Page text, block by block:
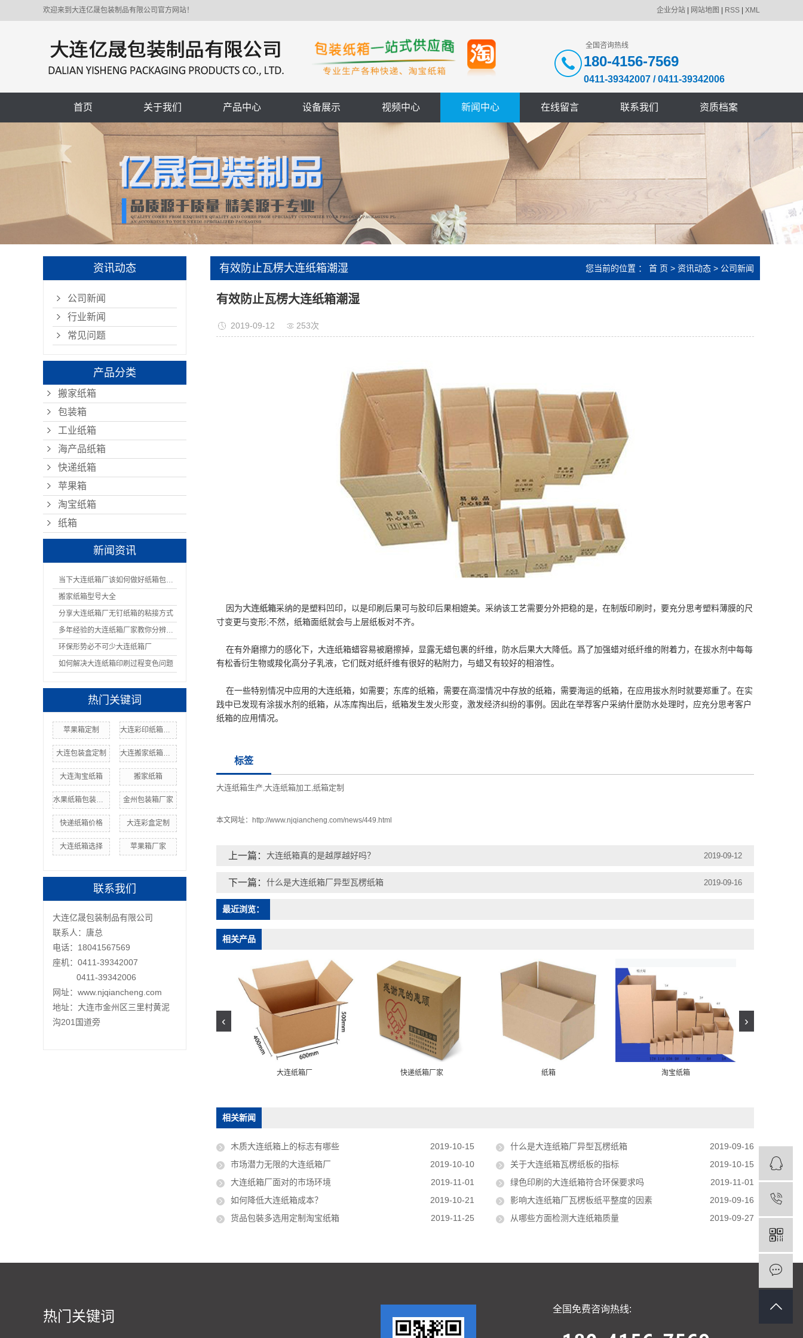
欢迎来到大连亿晟包装制品有限公司官方网站！ 企业分站 网站地图 RSS XML
全国咨询热线
180-4156-7569
0411-39342007 / 0411-39342006
首页 关于我们 产品中心 设备展示 视频中心 新闻中心 在线留言 联系我们 资质档案
资讯动态
公司新闻
行业新闻
常见问题
产品分类
搬家纸箱
包装箱
工业纸箱
海产品纸箱
快递纸箱
苹果箱
淘宝纸箱
纸箱
新闻资讯
当下大连纸箱厂该如何做好纸箱包装呢
搬家纸箱型号大全
分享大连纸箱厂无钉纸箱的粘接方式
多年经验的大连纸箱厂家教你分辨纸箱的材质
环保形势必不可少大连纸箱厂
如何解决大连纸箱印刷过程变色问题
热门关键词
苹果箱定制 大连彩印纸箱优点
大连包装盒定制 大连搬家纸箱厂家
大连淘宝纸箱 搬家纸箱
水果纸箱包装厂家 金州包装箱厂家
快递纸箱价格 大连彩盒定制
大连纸箱选择 苹果箱厂家
联系我们
大连亿晟包装制品有限公司
联系人：唐总
电话：18041567569
座机：0411-39342007
0411-39342006
网址：www.njqiancheng.com
地址：大连市金州区三里村黄泥
沟201国道旁
有效防止瓦楞大连纸箱潮湿 您当前的位置 ： 首 页 > 资讯动态 > 公司新闻
有效防止瓦楞大连纸箱潮湿
2019-09-12 253次
因为大连纸箱采纳的是塑料凹印，以是印刷后果可与胶印后果相媲美。采纳该工艺需要分外把稳的是，在制版印刷时，要充分思考塑料薄膜的尺
寸变更与变形;不然，纸箱面纸就会与上层纸板对不齐。
在有外磨擦力的感化下，大连纸箱蜡容易被磨擦掉，显露无蜡包裹的纤维，防水后果大大降低。爲了加强蜡对纸纤维的附着力，在拔水剂中每每
有松香衍生物或羧化高分子乳液，它们既对纸纤维有很好的粘附力，与蜡又有较好的相溶性。
在一些特别情况中应用的大连纸箱，如需要；东库的纸箱，需要在高湿情况中存放的纸箱，需要海运的纸箱，在应用拔水剂时就要郑重了。在实
践中已发现有涂拔水剂的纸箱，从冻库掏出后，纸箱发生发火形变，激发经济纠纷的事例。因此在举荐客户采纳什麼防水处理时，应充分思考客户
纸箱的应用情况。
标签
大连纸箱生产,大连纸箱加工,纸箱定制
本文网址： http://www.njqiancheng.com/news/449.html
上一篇： 大连纸箱真的是越厚越好吗？ 2019-09-12
下一篇： 什么是大连纸箱厂异型瓦楞纸箱 2019-09-16
最近浏览：
相关产品
大连纸箱厂 快递纸箱厂家 纸箱 淘宝纸箱
‹ ›
相关新闻
木质大连纸箱上的标志有哪些 2019-10-15 什么是大连纸箱厂异型瓦楞纸箱
2019-09-16
市场潜力无限的大连纸箱厂
2019-10-10 关于大连纸箱瓦楞纸板的指标
2019-10-15
大连纸箱厂面对的市场环境
2019-11-01 绿色印刷的大连纸箱符合环保要求吗
2019-11-01
如何降低大连纸箱成本？
2019-10-21 影响大连纸箱厂瓦楞板纸平整度的因素
2019-09-16
货品包裝多选用定制淘宝纸箱
2019-11-25 从哪些方面检测大连纸箱质量 2019-09-27
热门关键词 全国免费咨询热线: